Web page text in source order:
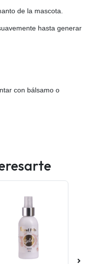
de la mascota.
hasta generar
con bálsamo o